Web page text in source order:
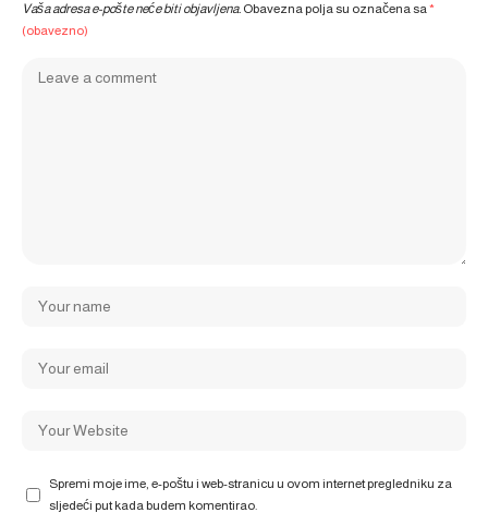
Vaša adresa e-pošte neće biti objavljena. Obavezna polja su označena sa*
(obavezno)
Spremi moje ime, e-poštu i web-stranicu u ovom internet pregledniku za
sljedeći put kada budem komentirao.